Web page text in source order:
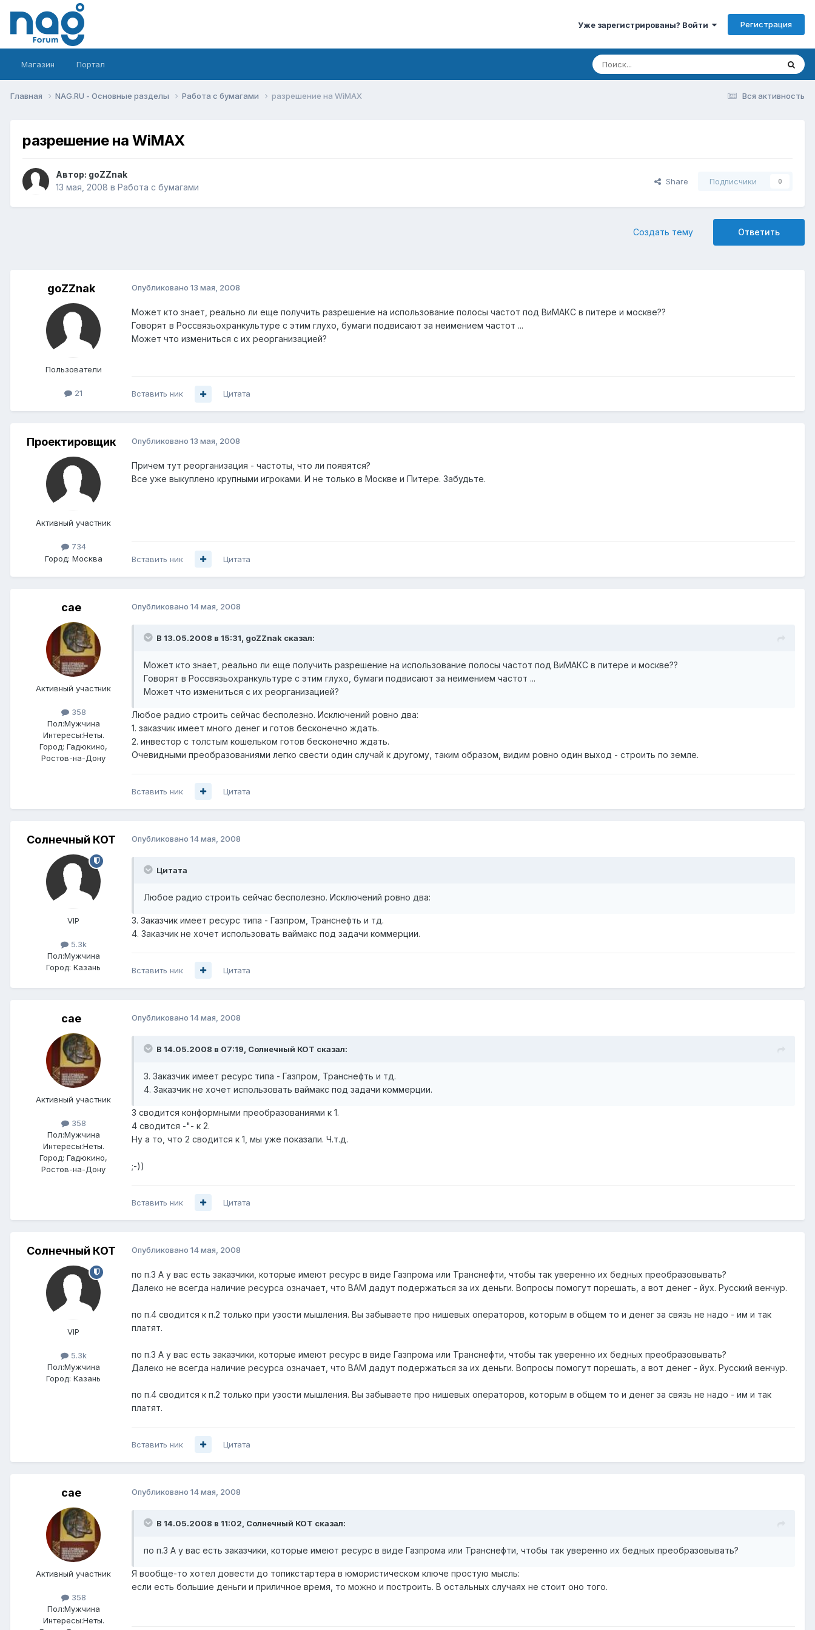
Уже зарегистрированы? Войти Регистрация
Магазин Портал
Вся активность
Главная NAG.RU - Основные разделы Работа с бумагами разрешение на WiMAX
разрешение на WiMAX
Автор: goZZnak
13 мая, 2008 в Работа с бумагами
Share Подписчики 0
Ответить
Создать тему
goZZnak
Пользователи
21
Опубликовано 13 мая, 2008
Может кто знает, реально ли еще получить разрешение на использование полосы частот под ВиМАКС в питере и москве??
Говорят в Россвязьохранкультуре с этим глухо, бумаги подвисают за неимением частот ...
Может что измениться с их реорганизацией?
Вставить ник Цитата
Проектировщик
Активный участник
734
Город: Москва
Опубликовано 13 мая, 2008
Причем тут реорганизация - частоты, что ли появятся?
Все уже выкуплено крупными игроками. И не только в Москве и Питере. Забудьте.
Вставить ник Цитата
cae
Активный участник
358
Пол:Мужчина
Интересы:Неты.
Город: Гадюкино,
Ростов-на-Дону
Опубликовано 14 мая, 2008
В 13.05.2008 в 15:31, goZZnak сказал:
Может кто знает, реально ли еще получить разрешение на использование полосы частот под ВиМАКС в питере и москве??
Говорят в Россвязьохранкультуре с этим глухо, бумаги подвисают за неимением частот ...
Может что измениться с их реорганизацией?
Любое радио строить сейчас бесполезно. Исключений ровно два:
1. заказчик имеет много денег и готов бесконечно ждать.
2. инвестор с толстым кошельком готов бесконечно ждать.
Очевидными преобразованиями легко свести один случай к другому, таким образом, видим ровно один выход - строить по земле.
Вставить ник Цитата
Солнечный КОТ
VIP
5.3k
Пол:Мужчина
Город: Казань
Опубликовано 14 мая, 2008
Цитата
Любое радио строить сейчас бесполезно. Исключений ровно два:
3. Заказчик имеет ресурс типа - Газпром, Транснефть и тд.
4. Заказчик не хочет использовать ваймакс под задачи коммерции.
Вставить ник Цитата
cae
Активный участник
358
Пол:Мужчина
Интересы:Неты.
Город: Гадюкино,
Ростов-на-Дону
Опубликовано 14 мая, 2008
В 14.05.2008 в 07:19, Солнечный КОТ сказал:
3. Заказчик имеет ресурс типа - Газпром, Транснефть и тд.
4. Заказчик не хочет использовать ваймакс под задачи коммерции.
3 сводится конформными преобразованиями к 1.
4 сводится -"- к 2.
Ну а то, что 2 сводится к 1, мы уже показали. Ч.т.д.
;-))
Вставить ник Цитата
Солнечный КОТ
VIP
5.3k
Пол:Мужчина
Город: Казань
Опубликовано 14 мая, 2008
по п.3 А у вас есть заказчики, которые имеют ресурс в виде Газпрома или Транснефти, чтобы так уверенно их бедных преобразовывать?
Далеко не всегда наличие ресурса означает, что ВАМ дадут подержаться за их деньги. Вопросы помогут порешать, а вот денег - йух. Русский венчур.
по п.4 сводится к п.2 только при узости мышления. Вы забываете про нишевых операторов, которым в общем то и денег за связь не надо - им и так
платят.
по п.3 А у вас есть заказчики, которые имеют ресурс в виде Газпрома или Транснефти, чтобы так уверенно их бедных преобразовывать?
Далеко не всегда наличие ресурса означает, что ВАМ дадут подержаться за их деньги. Вопросы помогут порешать, а вот денег - йух. Русский венчур.
по п.4 сводится к п.2 только при узости мышления. Вы забываете про нишевых операторов, которым в общем то и денег за связь не надо - им и так
платят.
Вставить ник Цитата
cae
Активный участник
358
Пол:Мужчина
Интересы:Неты.
Опубликовано 14 мая, 2008
В 14.05.2008 в 11:02, Солнечный КОТ сказал:
по п.3 А у вас есть заказчики, которые имеют ресурс в виде Газпрома или Транснефти, чтобы так уверенно их бедных преобразовывать?
Я вообще-то хотел довести до топикстартера в юмористическом ключе простую мысль:
если есть большие деньги и приличное время, то можно и построить. В остальных случаях не стоит оно того.